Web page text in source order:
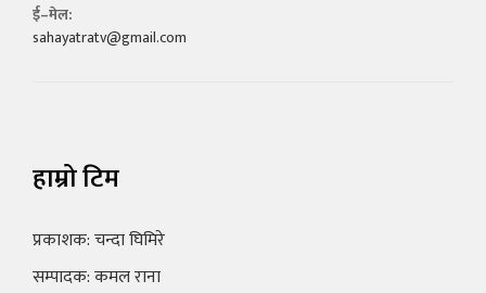
ई–मेल:
sahayatratv@gmail.com
हाम्रो टिम
प्रकाशक: चन्दा घिमिरे
सम्पादक: कमल राना